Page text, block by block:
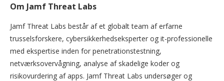
Om Jamf Threat Labs
Jamf Threat Labs består af et globalt team af erfarne
trusselsforskere, cybersikkerhedseksperter og it-professionelle
med ekspertise inden for penetrationstestning,
netværksovervågning, analyse af skadelige koder og
risikovurdering af apps. Jamf Threat Labs undersøger og